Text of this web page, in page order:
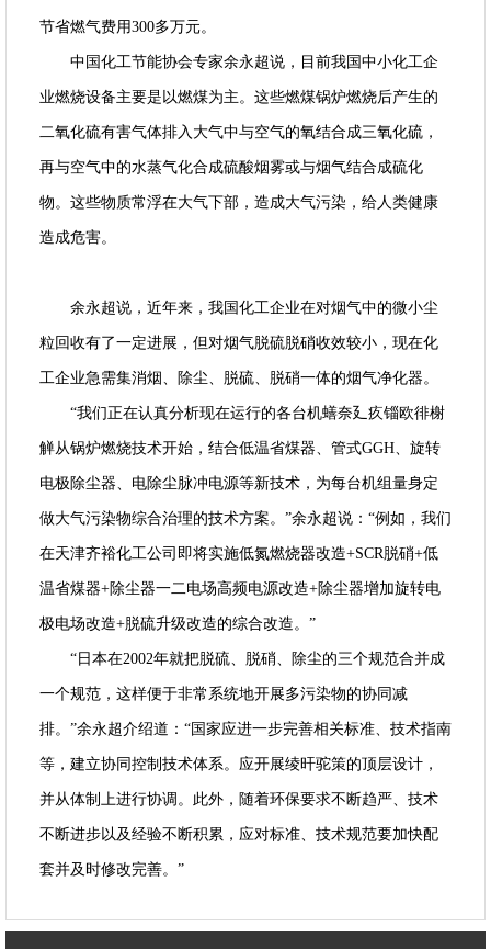
节省燃气费用300多万元。
中国化工节能协会专家余永超说，目前我国中小化工企
业燃烧设备主要是以燃煤为主。这些燃煤锅炉燃烧后产生的
二氧化硫有害气体排入大气中与空气的氧结合成三氧化硫，
再与空气中的水蒸气化合成硫酸烟雾或与烟气结合成硫化
物。这些物质常浮在大气下部，造成大气污染，给人类健康
造成危害。
余永超说，近年来，我国化工企业在对烟气中的微小尘
粒回收有了一定进展，但对烟气脱硫脱硝收效较小，现在化
工企业急需集消烟、除尘、脱硫、脱硝一体的烟气净化器。
“我们正在认真分析现在运行的各台机蟮奈廴疚锱欧徘榭
觯从锅炉燃烧技术开始，结合低温省煤器、管式GGH、旋转
电极除尘器、电除尘脉冲电源等新技术，为每台机组量身定
做大气污染物综合治理的技术方案。”余永超说：“例如，我们
在天津齐裕化工公司即将实施低氮燃烧器改造+SCR脱硝+低
温省煤器+除尘器一二电场高频电源改造+除尘器增加旋转电
极电场改造+脱硫升级改造的综合改造。”
“日本在2002年就把脱硫、脱硝、除尘的三个规范合并成
一个规范，这样便于非常系统地开展多污染物的协同减
排。”余永超介绍道：“国家应进一步完善相关标准、技术指南
等，建立协同控制技术体系。应开展绫旰驼策的顶层设计，
并从体制上进行协调。此外，随着环保要求不断趋严、技术
不断进步以及经验不断积累，应对标准、技术规范要加快配
套并及时修改完善。”